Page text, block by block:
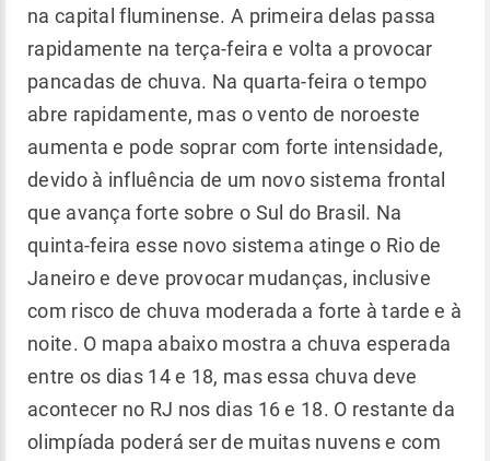
na capital fluminense. A primeira delas passa
rapidamente na terça-feira e volta a provocar
pancadas de chuva. Na quarta-feira o tempo
abre rapidamente, mas o vento de noroeste
aumenta e pode soprar com forte intensidade,
devido à influência de um novo sistema frontal
que avança forte sobre o Sul do Brasil. Na
quinta-feira esse novo sistema atinge o Rio de
Janeiro e deve provocar mudanças, inclusive
com risco de chuva moderada a forte à tarde e à
noite. O mapa abaixo mostra a chuva esperada
entre os dias 14 e 18, mas essa chuva deve
acontecer no RJ nos dias 16 e 18. O restante da
olimpíada poderá ser de muitas nuvens e com